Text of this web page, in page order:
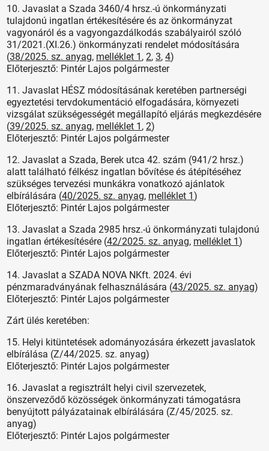
10. Javaslat a Szada 3460/4 hrsz.-ú önkormányzati
tulajdonú ingatlan értékesítésére és az önkormányzat
vagyonáról és a vagyongazdálkodás szabályairól szóló
31/2021.(XI.26.) önkormányzati rendelet módosítására
(38/2025. sz. anyag, melléklet 1 ,2,3,4)
Előterjesztő: Pintér Lajos polgármester
11. Javaslat HÉSZ módosításának keretében partnerségi
egyeztetési tervdokumentáció elfogadására, környezeti
vizsgálat szükségességét megállapító eljárás megkezdésére
(39/2025. sz. anyag, melléklet 1 ,2)
Előterjesztő: Pintér Lajos polgármester
12. Javaslat a Szada, Berek utca 42. szám (941/2 hrsz.)
alatt található félkész ingatlan bővítése és átépítéséhez
szükséges tervezési munkákra vonatkozó ajánlatok
elbírálására (40/2025. sz. anyag, melléklet 1)
Előterjesztő: Pintér Lajos polgármester
13. Javaslat a Szada 2985 hrsz.-ú önkormányzati tulajdonú
ingatlan értékesítésére (42/2025. sz. anyag, melléklet 1)
Előterjesztő: Pintér Lajos polgármester
14. Javaslat a SZADA NOVA NKft. 2024. évi
pénzmaradványának felhasználására (43/2025. sz. anyag)
Előterjesztő: Pintér Lajos polgármester
Zárt ülés keretében:
15. Helyi kitüntetések adományozására érkezett javaslatok
elbírálása (Z/44/2025. sz. anyag)
Előterjesztő: Pintér Lajos polgármester
16. Javaslat a regisztrált helyi civil szervezetek,
önszerveződő közösségek önkormányzati támogatásra
benyújtott pályázatainak elbírálására (Z/45/2025. sz.
anyag)
Előterjesztő: Pintér Lajos polgármester